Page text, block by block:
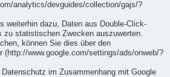
analytics/devguides/collection/gajs/?
weiterhin dazu, Daten aus Double-Click-
zu statistischen Zwecken auszuwerten.
können Sie dies über den
(http://www.google.com/settings/ads/onweb/?
im Zusammenhang mit Google